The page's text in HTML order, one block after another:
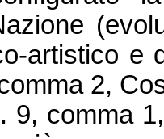
artistico e
2,
9, comma